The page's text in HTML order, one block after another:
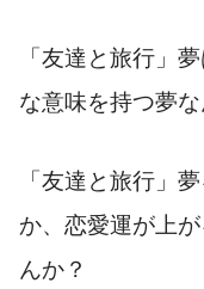
「友達と旅行」
な意味を持つ夢な
「友達と旅行」
か、恋愛運が上
んか？